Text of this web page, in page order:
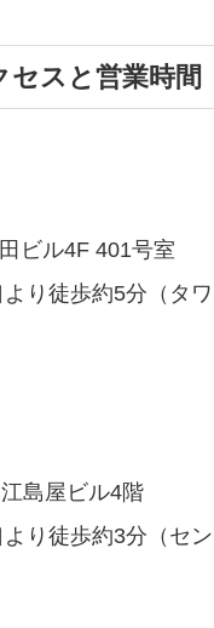
セスと営業時間
ビル4F 401号室
り徒歩約5分（タワ
島屋ビル4階
り徒歩約3分（セン